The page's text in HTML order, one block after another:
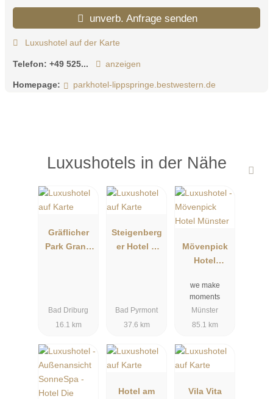
unverb. Anfrage senden
Luxushotel auf der Karte
Telefon: +49 525... anzeigen
Homepage: parkhotel-lippspringe.bestwestern.de
Luxushotels in der Nähe
Gräflicher
Park Grand
Bad Driburg
16.1 km
Steigenberg
er Hotel &
Bad Pyrmont
37.6 km
Mövenpick
Hotel
we make
moments
Münster
85.1 km
Hotel am
Vila Vita